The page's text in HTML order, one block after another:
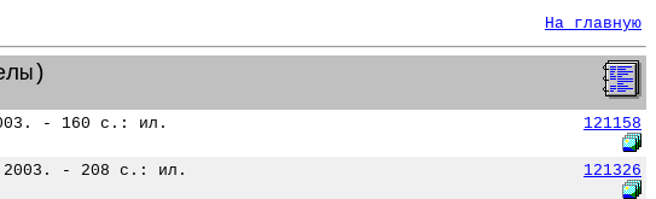
На главную
- 160 с.: ил. 121158
2003. - 208 с.: ил. 121326